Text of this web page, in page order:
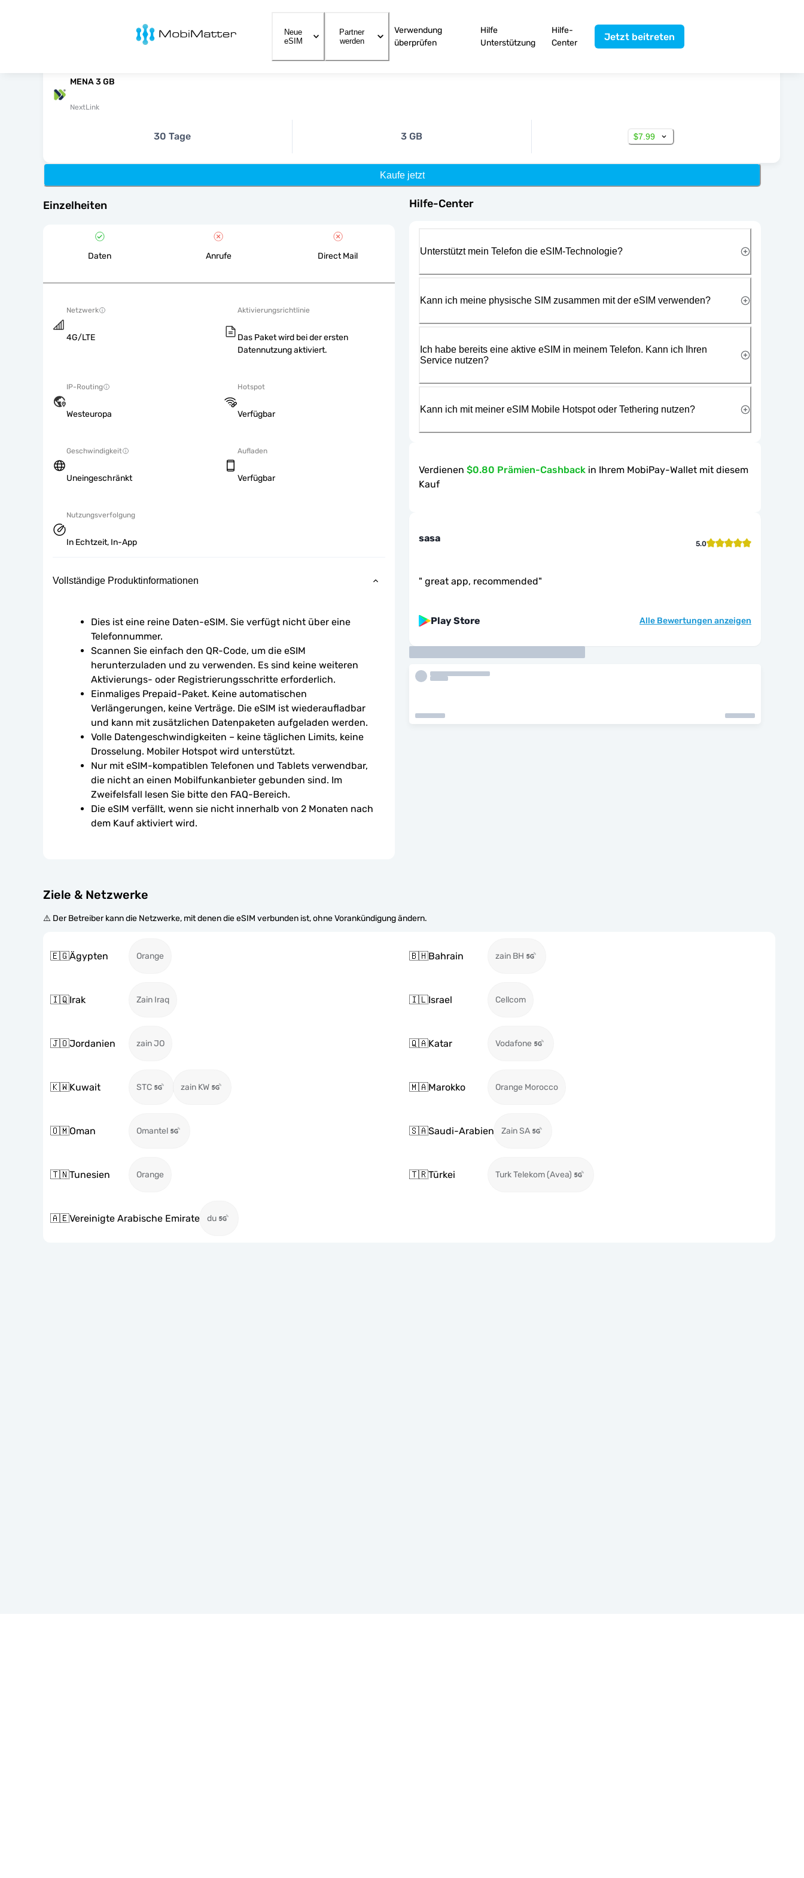
MobiMatter
Neue
eSIM
Partner
werden
Verwendung
überprüfen
Hilfe
Unterstützung
Hilfe-
Center
Jetzt beitreten
MENA 3 GB
NextLink
30 Tage 3 GB $7.99
Kaufe jetzt
Einzelheiten
Daten Anrufe Direct Mail
Netzwerk
4G/LTE
Aktivierungsrichtlinie
Das Paket wird bei der ersten
Datennutzung aktiviert.
IP-Routing
Westeuropa
Hotspot
Verfügbar
Geschwindigkeit
Uneingeschränkt
Aufladen
Verfügbar
Nutzungsverfolgung
In Echtzeit, In-App
Vollständige Produktinformationen
Dies ist eine reine Daten-eSIM. Sie verfügt nicht über eine
Telefonnummer.
Scannen Sie einfach den QR-Code, um die eSIM
herunterzuladen und zu verwenden. Es sind keine weiteren
Aktivierungs- oder Registrierungsschritte erforderlich.
Einmaliges Prepaid-Paket. Keine automatischen
Verlängerungen, keine Verträge. Die eSIM ist wiederaufladbar
und kann mit zusätzlichen Datenpaketen aufgeladen werden.
Volle Datengeschwindigkeiten – keine täglichen Limits, keine
Drosselung. Mobiler Hotspot wird unterstützt.
Nur mit eSIM-kompatiblen Telefonen und Tablets verwendbar,
die nicht an einen Mobilfunkanbieter gebunden sind. Im
Zweifelsfall lesen Sie bitte den FAQ-Bereich.
Die eSIM verfällt, wenn sie nicht innerhalb von 2 Monaten nach
dem Kauf aktiviert wird.
Ziele & Netzwerke
⚠️ Der Betreiber kann die Netzwerke, mit denen die eSIM verbunden ist, ohne Vorankündigung ändern.
🇪🇬Ägypten Orange 🇧🇭Bahrain zain BH
🇮🇶Irak Zain Iraq 🇮🇱Israel Cellcom
🇯🇴Jordanien zain JO 🇶🇦Katar Vodafone
🇰🇼Kuwait STC zain KW 🇲🇦Marokko Orange Morocco
🇴🇲Oman Omantel 🇸🇦Saudi-Arabien Zain SA
🇹🇳Tunesien Orange 🇹🇷Türkei Turk Telekom (Avea)
🇦🇪Vereinigte Arabische Emirate du
Hilfe-Center
Unterstützt mein Telefon die eSIM-Technologie?
Kann ich meine physische SIM zusammen mit der eSIM verwenden?
Ich habe bereits eine aktive eSIM in meinem Telefon. Kann ich Ihren
Service nutzen?
Kann ich mit meiner eSIM Mobile Hotspot oder Tethering nutzen?
Verdienen $0.80 Prämien-Cashback in Ihrem MobiPay-Wallet mit diesem
Kauf
sasa 5.0
" great app, recommended"
Play Store Alle Bewertungen anzeigen